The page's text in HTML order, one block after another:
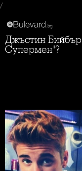
/
Джъстин Бийбър в "Батман срещу
Супермен"?